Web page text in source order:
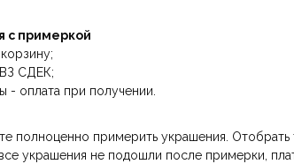
с примеркой
СДЕК;
- оплата при получении.
полноценно примерить украшения. Отобрать
украшения не подошли после примерки,